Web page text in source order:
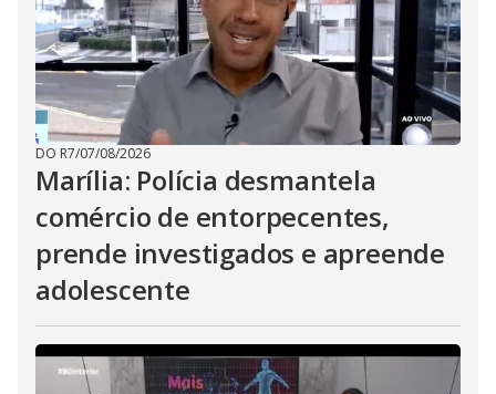
DO R7/07/08/2026
Marília: Polícia desmantela
comércio de entorpecentes,
prende investigados e apreende
adolescente